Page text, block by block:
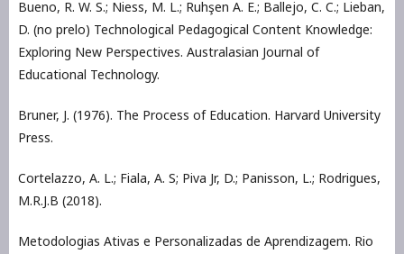
Bueno, R. W. S.; Niess, M. L.; Ruhşen A. E.; Ballejo, C. C.; Lieban,
D. (no prelo) Technological Pedagogical Content Knowledge:
Exploring New Perspectives. Australasian Journal of
Educational Technology.
Bruner, J. (1976). The Process of Education. Harvard University
Press.
Cortelazzo, A. L.; Fiala, A. S; Piva Jr, D.; Panisson, L.; Rodrigues,
M.R.J.B (2018).
Metodologias Ativas e Personalizadas de Aprendizagem. Rio